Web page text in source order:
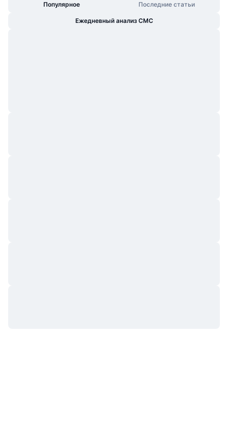
Популярное Последние статьи
Ежедневный анализ CMC